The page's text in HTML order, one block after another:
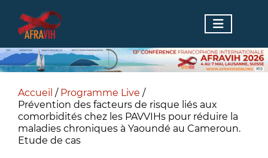
Accueil / Programme Live /
Prévention des facteurs de risque liés aux
comorbidités chez les PAVVIHs pour réduire la
maladies chroniques à Yaoundé au Cameroun.
Etude de cas